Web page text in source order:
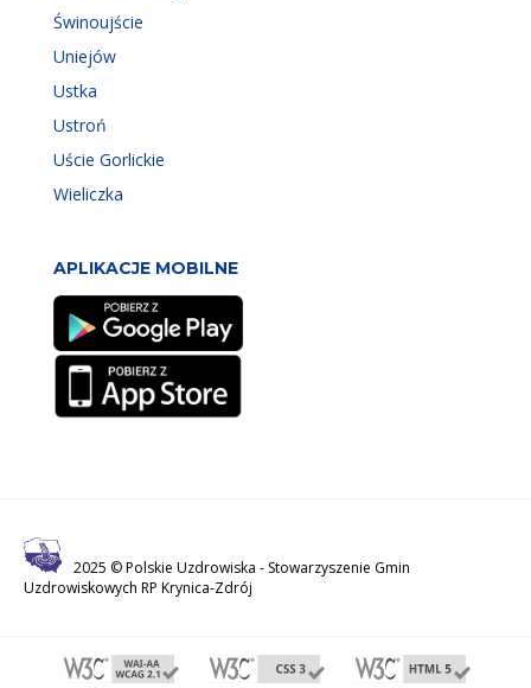
Świnoujście
Uniejów
Ustka
Ustroń
Uście Gorlickie
Wieliczka
APLIKACJE MOBILNE
2025 © Polskie Uzdrowiska - Stowarzyszenie Gmin
Uzdrowiskowych RP Krynica-Zdrój